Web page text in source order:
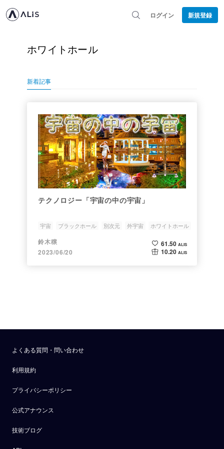
ログイン 新規登録
ホワイトホール
新着記事
テクノロジー「宇宙の中の宇宙」
宇宙 ブラックホール 別次元 外宇宙 ホワイトホール
鈴木穣
2023/06/20
61.50 ALIS
10.20 ALIS
よくある質問・問い合わせ
利用規約
プライバシーポリシー
公式アナウンス
技術ブログ